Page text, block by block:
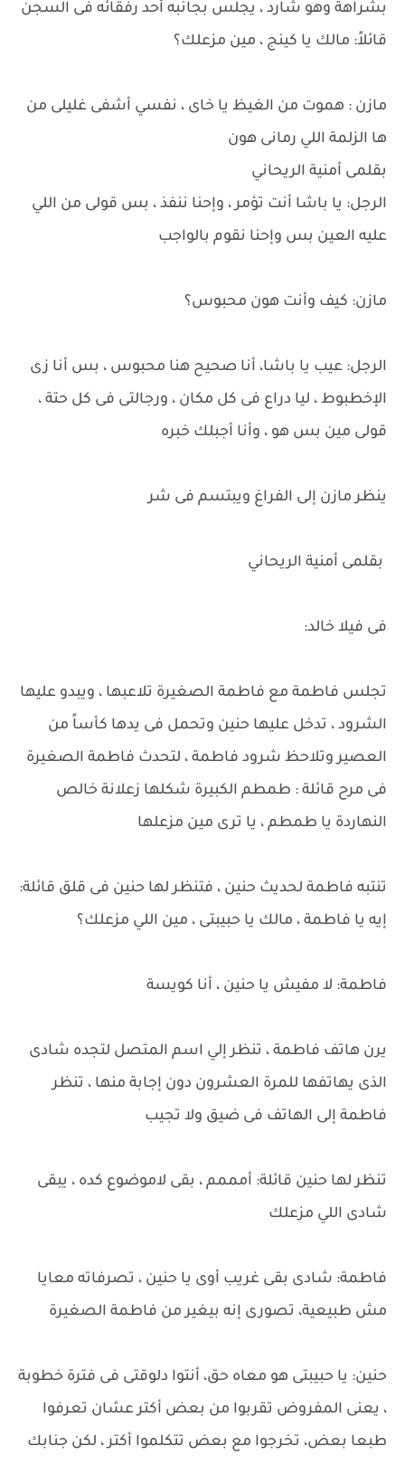
بشراهة وهو شارد ، يجلس بجانبه أحد رفقائه فى السجن
قائلاً: مالك يا كينج ، مين مزعلك؟
مازن : هموت من الغيظ يا خاى ، نفسي أشفى غليلى من
ها الزلمة اللي رمانى هون
بقلمى أمنية الريحاني
الرجل: يا باشا أنت تؤمر ، وإحنا ننفذ ، بس قولى من اللي
عليه العين بس وإحنا نقوم بالواجب
مازن: كيف وأنت هون محبوس؟
الرجل: عيب يا باشا، أنا صحيح هنا محبوس ، بس أنا زى
الإخطبوط ، ليا دراع فى كل مكان ، ورجالتى فى كل حتة ،
قولى مين بس هو ، وأنا أجبلك خبره
ينظر مازن إلى الفراغ ويبتسم فى شر
بقلمى أمنية الريحاني
فى فيلا خالد:
تجلس فاطمة مع فاطمة الصغيرة تلاعبها ، ويبدو عليها
الشرود ، تدخل عليها حنين وتحمل فى يدها كأساً من
العصير وتلاحظ شرود فاطمة ، لتحدث فاطمة الصغيرة
فى مرح قائلة : طمطم الكبيرة شكلها زعلانة خالص
النهاردة يا طمطم ، يا ترى مين مزعلها
تنتبه فاطمة لحديث حنين ، فتنظر لها حنين فى قلق قائلة:
إيه يا فاطمة ، مالك يا حبيبتى ، مين اللي مزعلك؟
فاطمة: لا مفيش يا حنين ، أنا كويسة
يرن هاتف فاطمة ، تنظر إلي اسم المتصل لتجده شادى
الذى يهاتفها للمرة العشرون دون إجابة منها ، تنظر
فاطمة إلى الهاتف فى ضيق ولا تجيب
تنظر لها حنين قائلة: أمممم ، بقى لاموضوع كده ، يبقى
شادى اللي مزعلك
فاطمة: شادى بقى غريب أوى يا حنين ، تصرفاته معايا
مش طبيعية، تصورى إنه بيغير من فاطمة الصغيرة
حنين: يا حبيبتى هو معاه حق، أنتوا دلوقتى فى فترة خطوبة
، يعنى المفروض تقربوا من بعض أكتر عشان تعرفوا
طبعا بعض، تخرجوا مع بعض تتكلموا أكتر ، لكن جنابك